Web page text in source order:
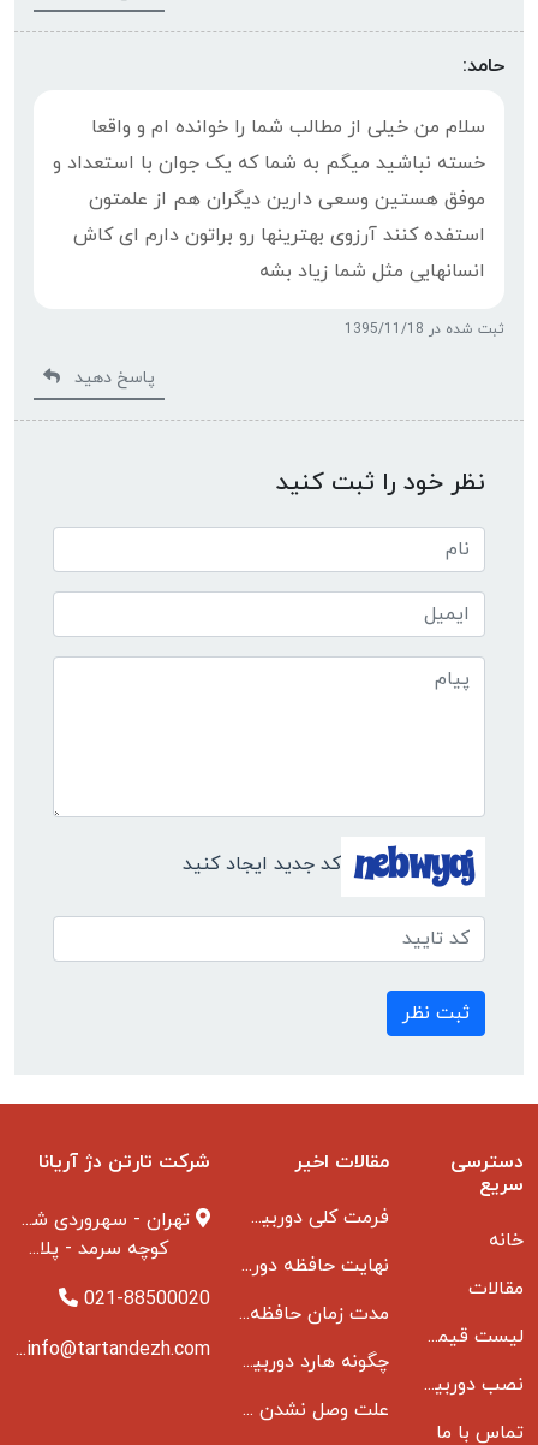
حامد:
سلام من خیلی از مطالب شما را خوانده ام و واقعا
خسته نباشید میگم به شما که یک جوان با استعداد و
موفق هستین وسعی دارين دیگران هم از علمتون
استفده کنند آرزوی بهترینها رو براتون دارم ای کاش
انسانهایی مثل شما زیاد بشه
ثبت شده در 1395/11/18
پاسخ دهید
نظر خود را ثبت کنید
کد جدید ایجاد کنید
ثبت نظر
دسترسی
سریع
خانه
مقالات
لیست قیمت دوربین مداربسته
نصب دوربین مداربسته
تماس با ما
مقالات اخیر
فرمت کلی دوربین مدار بسته
نهایت حافظه دوربین مدار بسته
مدت زمان حافظه دوربین مداربسته بانکها
چگونه هارد دوربین مداربسته می سوزد
علت وصل نشدن دی وی ار به مانیتور و راه حل مشکل
شرکت تارتن دژ آریانا
تهران - سهروردی شمالی
کوچه سرمد - پلاک ۱ - طبقه ۳
021-88500020
info@tartandezh.com